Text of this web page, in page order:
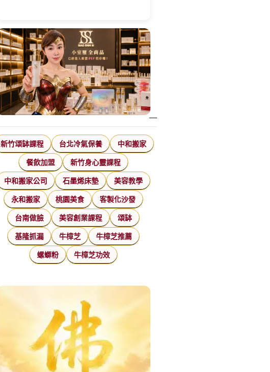
新竹頌缽課程 台北冷氣保養 中和搬家
餐飲加盟 新竹身心靈課程
中和搬家公司 石墨烯床墊 美容教學
永和搬家 桃園美食 客製化沙發
台南做臉 美容創業課程 頌缽
基隆抓漏 牛樟芝 牛樟芝推薦
螺螄粉 牛樟芝功效